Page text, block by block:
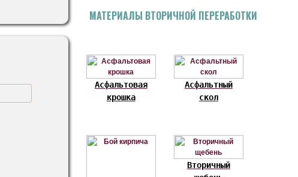
МАТЕРИАЛЫ ВТОРИЧНОЙ ПЕРЕРАБОТКИ
Асфальтовая
крошка
Асфальтный
скол
Вторичный